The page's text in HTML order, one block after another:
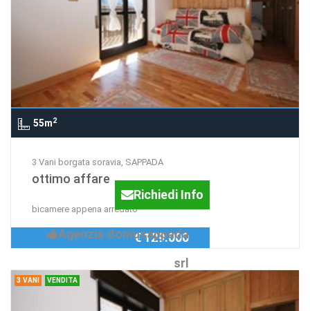
55m2
3 Vani borgata soravia, SAPPADA
ottimo affare
bicamere appena arredato
Richiedi Info
Agenzia:domusappada
srl
€ 129.000
3 VANI VENDITA